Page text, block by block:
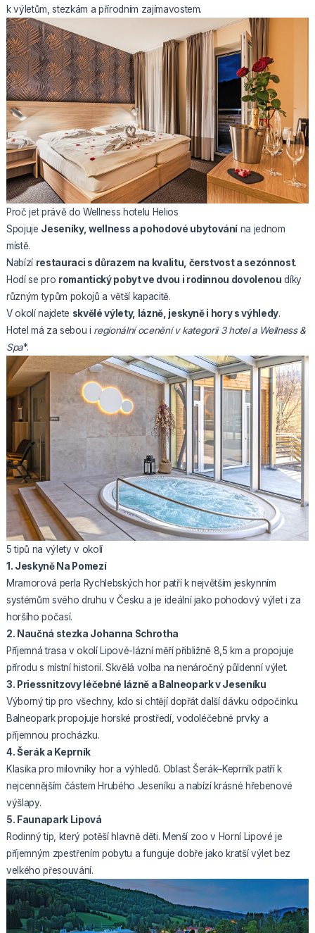
k výletům, stezkám a přírodním zajímavostem.
Proč jet právě do Wellness hotelu Helios
Spojuje Jeseníky, wellness a pohodové ubytování na jednom
místě.
Nabízí restauraci s důrazem na kvalitu, čerstvost a sezónnost.
Hodí se pro romantický pobyt ve dvou i rodinnou dovolenou díky
různým typům pokojů a větší kapacitě.
V okolí najdete skvělé výlety, lázně, jeskyně i hory s výhledy.
Hotel má za sebou i regionální ocenění v kategorii 3hotel a Wellness &
Spa*.
5 tipů na výlety v okolí
1. Jeskyně Na Pomezí
Mramorová perla Rychlebských hor patří k největším jeskynním
systémům svého druhu v Česku a je ideální jako pohodový výlet i za
horšího počasí.
2. Naučná stezka Johanna Schrotha
Příjemná trasa v okolí Lipové-lázní měří přibližně 8,5 km a propojuje
přírodu s místní historií. Skvělá volba na nenáročný půldenní výlet.
3. Priessnitzovy léčebné lázně a Balneopark v Jeseníku
Výborný tip pro všechny, kdo si chtějí dopřát další dávku odpočinku.
Balneopark propojuje horské prostředí, vodoléčebné prvky a
příjemnou procházku.
4. Šerák a Keprník
Klasika pro milovníky hor a výhledů. Oblast Šerák–Keprník patří k
nejcennějším částem Hrubého Jeseníku a nabízí krásné hřebenové
výšlapy.
5. Faunapark Lipová
Rodinný tip, který potěší hlavně děti. Menší zoo v Horní Lipové je
příjemným zpestřením pobytu a funguje dobře jako kratší výlet bez
velkého přesouvání.